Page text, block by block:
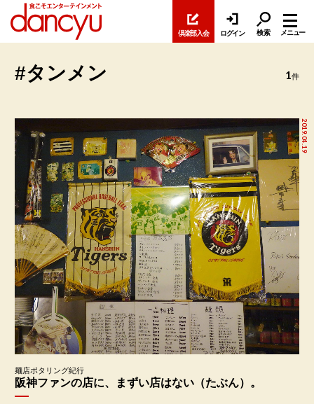
倶楽部入会 ログイン 検索 メニュー
#タンメン 1件
2019.04.19
麺店ポタリング紀行
阪神ファンの店に、まずい店はない（たぶん）。